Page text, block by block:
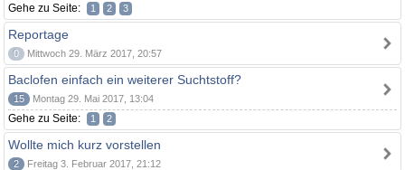
Gehe zu Seite: 1 2 3
Reportage
0 Mittwoch 29. März 2017, 20:57
Baclofen einfach ein weiterer Suchtstoff?
15 Montag 29. Mai 2017, 13:04
Gehe zu Seite: 1 2
Wollte mich kurz vorstellen
2 Freitag 3. Februar 2017, 21:12